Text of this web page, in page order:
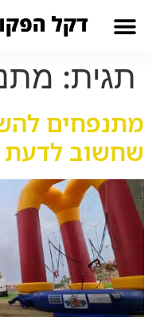
תגית:
מתנפחים
שחשוב לדעת